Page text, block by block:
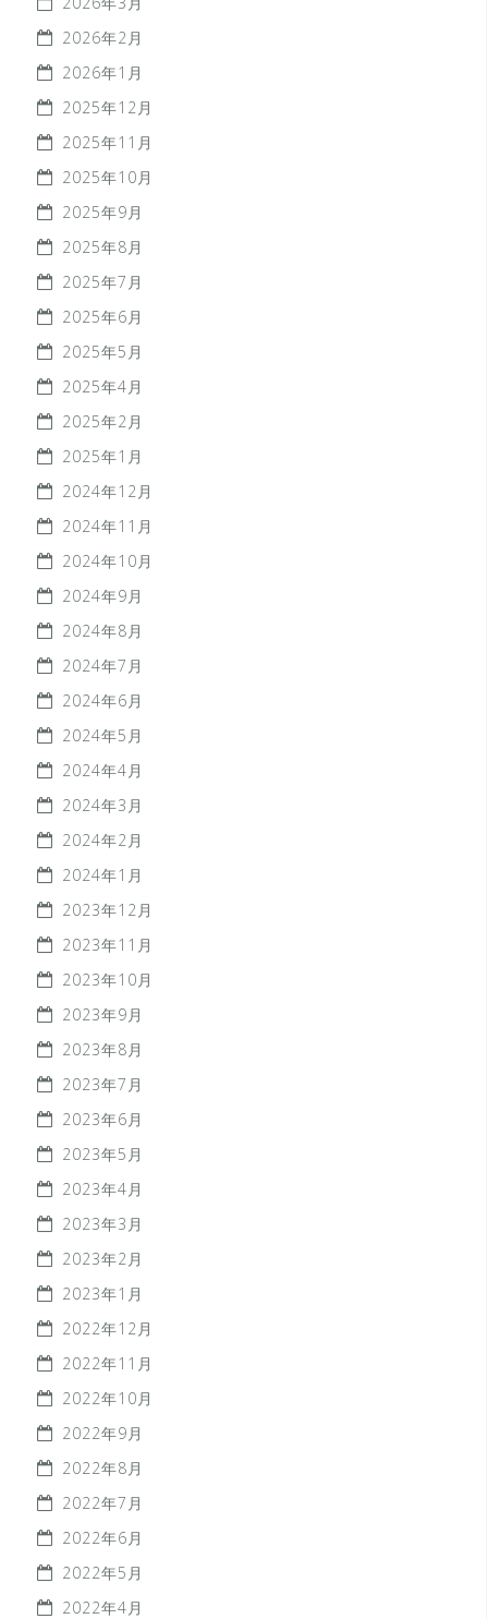
2026年2月
2026年1月
2025年12月
2025年11月
2025年10月
2025年9月
2025年8月
2025年7月
2025年6月
2025年5月
2025年4月
2025年2月
2025年1月
2024年12月
2024年11月
2024年10月
2024年9月
2024年8月
2024年7月
2024年6月
2024年5月
2024年4月
2024年3月
2024年2月
2024年1月
2023年12月
2023年11月
2023年10月
2023年9月
2023年8月
2023年7月
2023年6月
2023年5月
2023年4月
2023年3月
2023年2月
2023年1月
2022年12月
2022年11月
2022年10月
2022年9月
2022年8月
2022年7月
2022年6月
2022年5月
2022年4月